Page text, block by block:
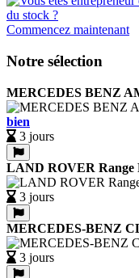
Commencez maintenant
Notre sélection
MERCEDES BENZ
bien
3 jours
LAND ROVER Range
3 jours
MERCEDES-BENZ
3 jours